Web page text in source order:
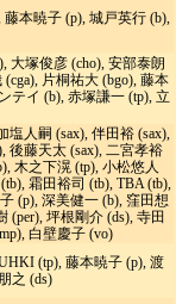
藤本暁子 (p), 城戸英行 (b),
大塚俊彦 (cho), 安部泰朗
(cga), 片桐祐大 (bgo), 藤本
テイ (b), 赤塚謙一 (tp), 立
塩人嗣 (sax), 伴田裕 (sax),
後藤天太 (sax), 二宮孝裕
木之下滉 (tp), 小松悠人
霜田裕司 (tb), TBA (tb),
(p), 深美健一 (b), 窪田想
(per), 坪根剛介 (ds), 寺田
白壁慶子 (vo)
(tp), 藤本暁子 (p), 渡
之 (ds)